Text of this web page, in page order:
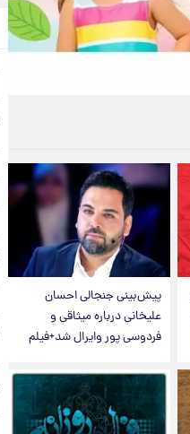
پیش‌بینی جنجالی احسان
علیخانی درباره میثاقی و
فردوسی پور وایرال شد+فیلم